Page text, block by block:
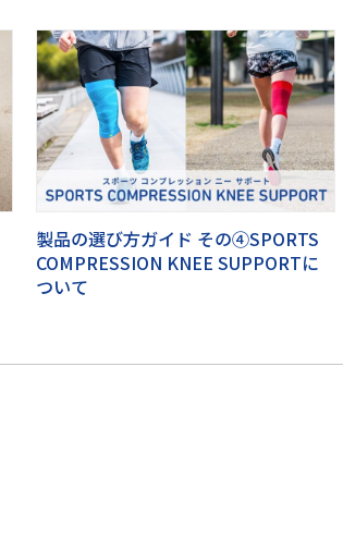
製品の選び方ガイド その④SPORTS
COMPRESSION KNEE SUPPORTに
ついて